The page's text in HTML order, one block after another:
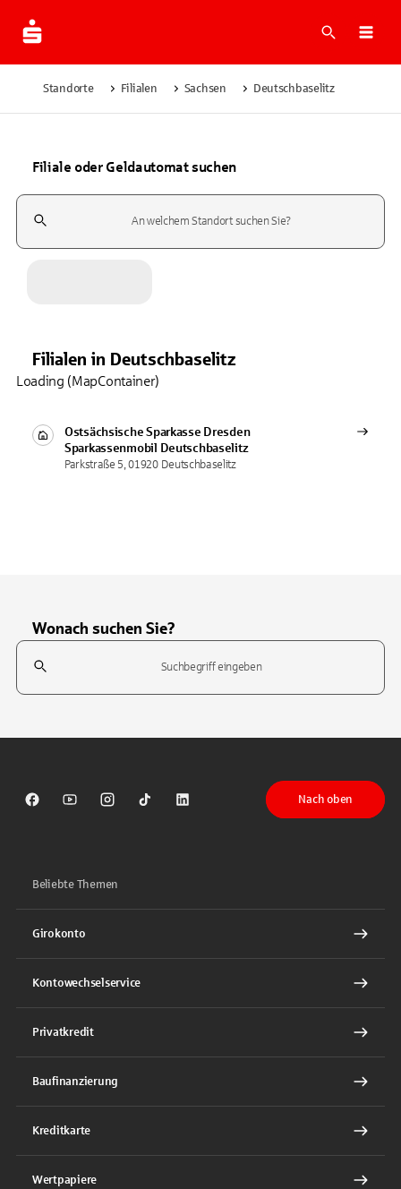
Suche
Standorte Filialen Sachsen Deutschbaselitz
Filiale oder Geldautomat suchen
Suchfeld
Filialen in Deutschbaselitz
Ostsächsische Sparkasse Dresden
Sparkassenmobil Deutschbaselitz
Parkstraße 5, 01920 Deutschbaselitz
Loading (MapContainer)
Wonach suchen Sie?
Suchfeld
Sparkasse auf Facebook
Sparkasse auf Youtube
Sparkasse auf Instagram
Sparkasse auf TikTok
Sparkasse auf LinkedIn
Nach oben
Beliebte Themen
Girokonto
Kontowechselservice
Privatkredit
Baufinanzierung
Kreditkarte
Wertpapiere